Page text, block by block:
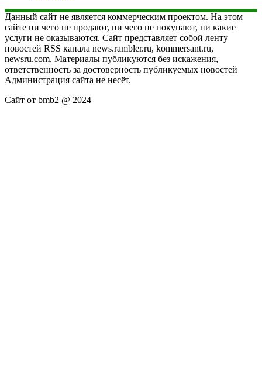
Данный сайт не является коммерческим проектом. На этом
сайте ни чего не продают, ни чего не покупают, ни какие
услуги не оказываются. Сайт представляет собой ленту
новостей RSS канала news.rambler.ru, kommersant.ru,
newsru.com. Материалы публикуются без искажения,
ответственность за достоверность публикуемых новостей
Администрация сайта не несёт.
Сайт от bmb2 @ 2024